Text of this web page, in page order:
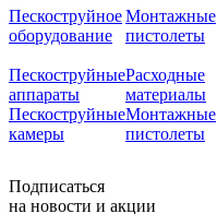
Пескоструйное
оборудование
Пескоструйные
аппараты
Пескоструйные
камеры
Монтажные
пистолеты
Расходные
материалы
Монтажные
пистолеты
Подписаться
на новости и акции